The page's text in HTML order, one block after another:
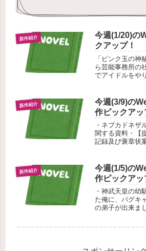
新作紹介
今週(1/20)の
クアップ！
「ピンク玉の神
ら芸能事務所の
でアイドルをや
り能力者」の紹
新作紹介
今週(3/9)の
作ピックアッ
・ネブカドネザ
関する資料・【
記録及び褒章状
新作紹介
今週(1/5)の
作ピックアッ
・神武天皇の幼
た俺に、バグキ
の弟子が出来ま